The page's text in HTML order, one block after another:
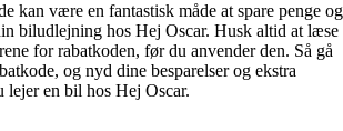
kan være en fantastisk måde at spare penge og
biludlejning hos Hej Oscar. Husk altid at læse
for rabatkoden, før du anvender den. Så gå
og nyd dine besparelser og ekstra
lejer en bil hos Hej Oscar.